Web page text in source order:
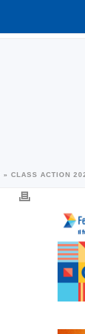
» CLASS ACTION